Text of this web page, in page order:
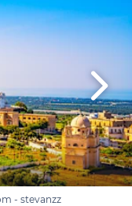
- stevanzz